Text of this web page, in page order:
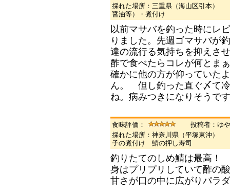
採れた場所：三重県（海山区引本
醤油等）・煮付け
以前マサバを釣った時にレ
りました。先週ゴマサバが
達の流行る気持ちを抑えさ
酢で食べたらコレが何とま
確かに他の方が仰っていた
ん。 但し釣った直ぐ〆て
ね。病みつきになりそうで
食味評価：
投稿者：ゆ
採れた場所：神奈川県（平塚東沖
子の煮付け 鯖の押し寿司
釣りたてのしめ鯖は最高！
身はプリプリしていて酢の
甘さが口の中に広がりパラ